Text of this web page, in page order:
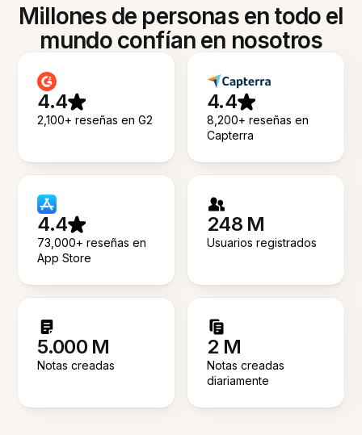
Millones de personas en todo el
mundo confían en nosotros
4.4
2,100+ reseñas en G2
4.4
8,200+ reseñas en
Capterra
4.4
73,000+ reseñas en
App Store
248 M
Usuarios registrados
5.000 M
Notas creadas
2 M
Notas creadas
diariamente